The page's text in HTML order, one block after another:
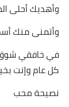
وأهديك أحلى
وأتمنى منك
في خافقي شوق
كل عام وإنت
نصيحة محب